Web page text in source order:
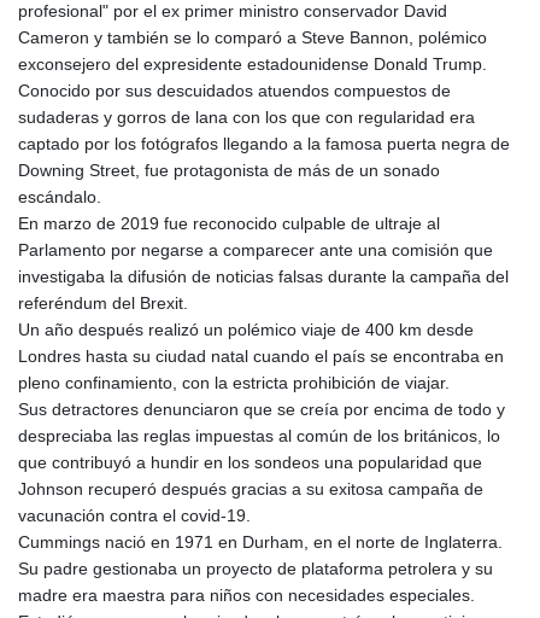
profesional" por el ex primer ministro conservador David
Cameron y también se lo comparó a Steve Bannon, polémico
exconsejero del expresidente estadounidense Donald Trump.
Conocido por sus descuidados atuendos compuestos de
sudaderas y gorros de lana con los que con regularidad era
captado por los fotógrafos llegando a la famosa puerta negra de
Downing Street, fue protagonista de más de un sonado
escándalo.
En marzo de 2019 fue reconocido culpable de ultraje al
Parlamento por negarse a comparecer ante una comisión que
investigaba la difusión de noticias falsas durante la campaña del
referéndum del Brexit.
Un año después realizó un polémico viaje de 400 km desde
Londres hasta su ciudad natal cuando el país se encontraba en
pleno confinamiento, con la estricta prohibición de viajar.
Sus detractores denunciaron que se creía por encima de todo y
despreciaba las reglas impuestas al común de los británicos, lo
que contribuyó a hundir en los sondeos una popularidad que
Johnson recuperó después gracias a su exitosa campaña de
vacunación contra el covid-19.
Cummings nació en 1971 en Durham, en el norte de Inglaterra.
Su padre gestionaba un proyecto de plataforma petrolera y su
madre era maestra para niños con necesidades especiales.